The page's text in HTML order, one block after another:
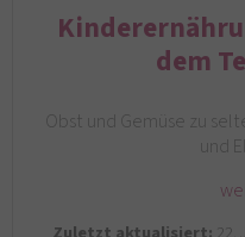
dem
Obst und Gemüse zu
und